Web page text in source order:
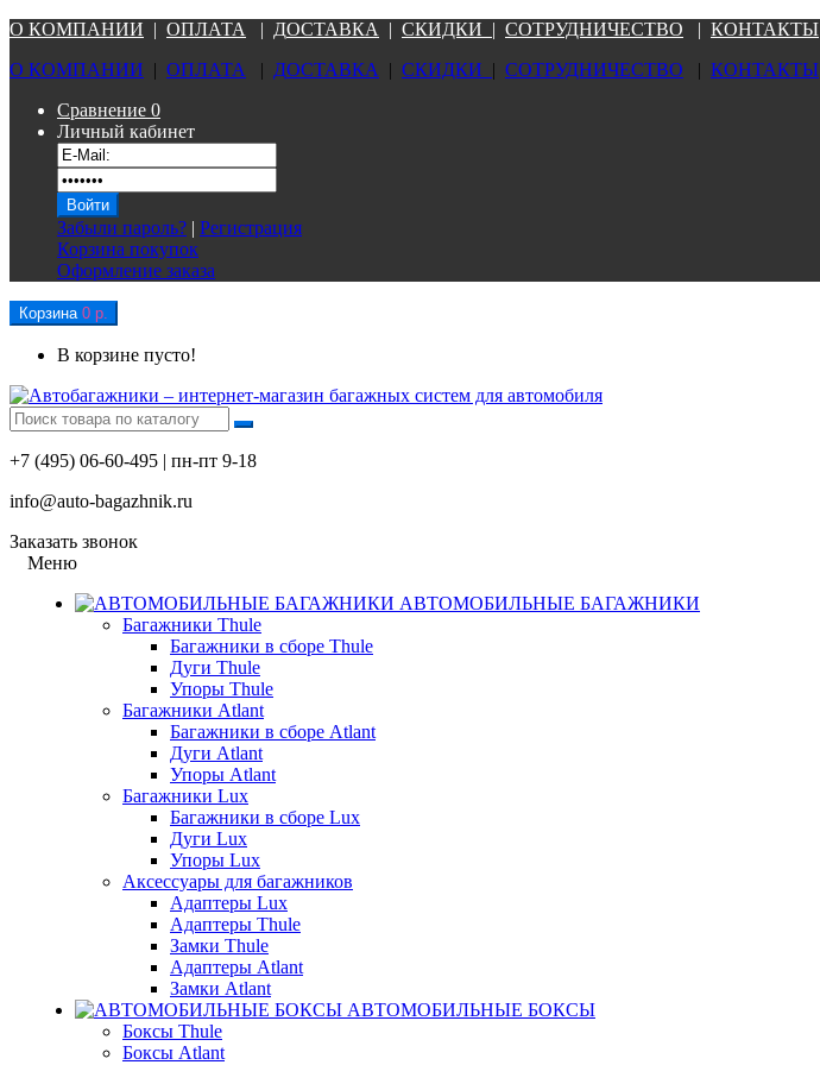
О КОМПАНИИ | ОПЛАТА | ДОСТАВКА | СКИДКИ | СОТРУДНИЧЕСТВО | КОНТАКТЫ
О КОМПАНИИ | ОПЛАТА | ДОСТАВКА | СКИДКИ | СОТРУДНИЧЕСТВО | КОНТАКТЫ
Сравнение 0
Личный кабинет
Забыли пароль? | Регистрация
Корзина покупок
Оформление заказа
Корзина 0 р.
В корзине пусто!
+7 (495) 06-60-495 | пн-пт 9-18
info@auto-bagazhnik.ru
Заказать звонок
Меню
АВТОМОБИЛЬНЫЕ БАГАЖНИКИ
Багажники Thule
Багажники в сборе Thule
Дуги Thule
Упоры Thule
Багажники Atlant
Багажники в сборе Atlant
Дуги Atlant
Упоры Atlant
Багажники Lux
Багажники в сборе Lux
Дуги Lux
Упоры Lux
Аксессуары для багажников
Адаптеры Lux
Адаптеры Thule
Замки Thule
Адаптеры Atlant
Замки Atlant
АВТОМОБИЛЬНЫЕ БОКСЫ
Боксы Thule
Боксы Atlant